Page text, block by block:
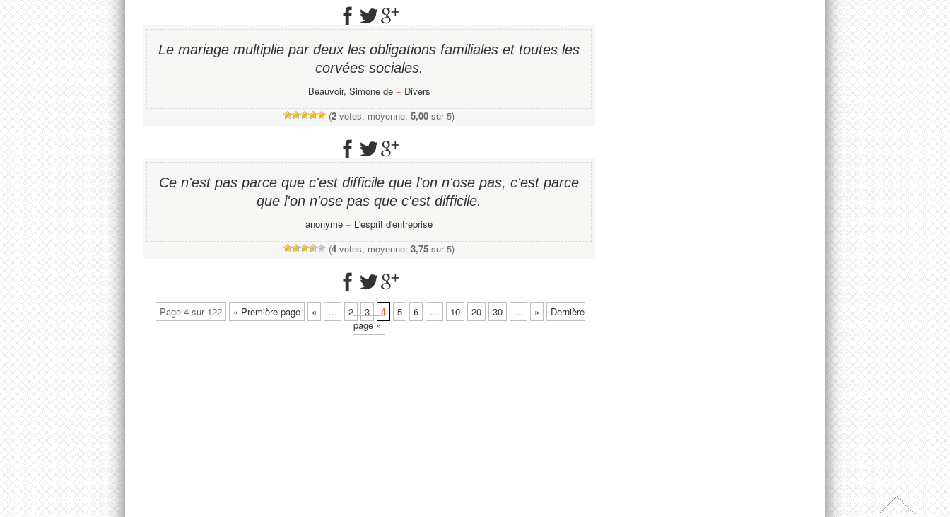
Le mariage multiplie par deux les obligations familiales et toutes les
corvées sociales.
Beauvoir, Simone de− Divers
(2 votes, moyenne: 5,00 sur 5)
Ce n'est pas parce que c'est difficile que l'on n'ose pas, c'est parce
que l'on n'ose pas que c'est difficile.
anonyme − L'esprit d'entreprise
(4 votes, moyenne: 3,75 sur 5)
Page 4 sur 122 « Première page « … 2 3 4 5 6 … 10 20 30 … »
Dernière
page »